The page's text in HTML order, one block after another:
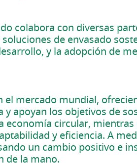
colabora con diversas
de envasado
y la adopción de
el mercado mundial,
apoyan los objetivos de
circular, mientras
y eficiencia. A
un cambio positivo e
de la mano.